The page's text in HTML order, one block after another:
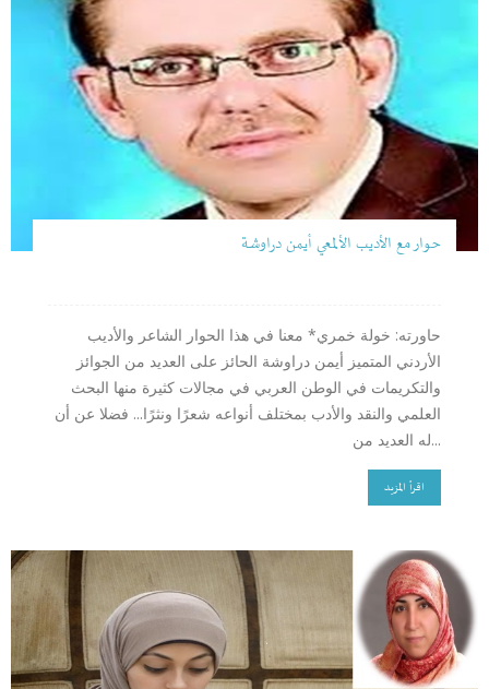
حوار مع الأديب الألمعي أيمن دراوشة
حاورته: خولة خمري* معنا في هذا الحوار الشاعر والأديب
الأردني المتميز أيمن دراوشة الحائز على العديد من الجوائز
والتكريمات في الوطن العربي في مجالات كثيرة منها البحث
العلمي والنقد والأدب بمختلف أنواعه شعرًا ونثرًا... فضلا عن أن
له العديد من...
اقرأ المزيد